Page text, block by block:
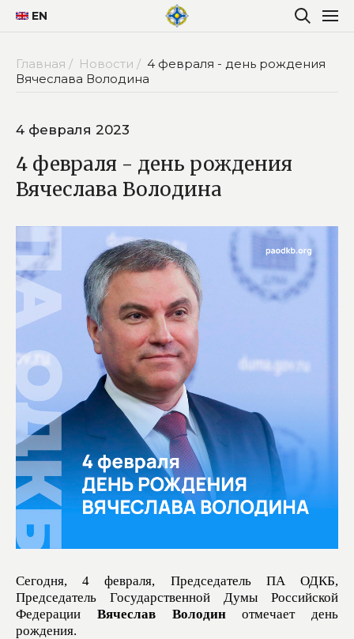
EN
Главная / Новости / 4 февраля - день рождения
Вячеслава Володина
4 февраля 2023
4 февраля - день рождения
Вячеслава Володина
Сегодня, 4 февраля, Председатель ПА ОДКБ,
Председатель Государственной Думы Российской
Федерации Вячеслав Володинотмечает день
рождения.